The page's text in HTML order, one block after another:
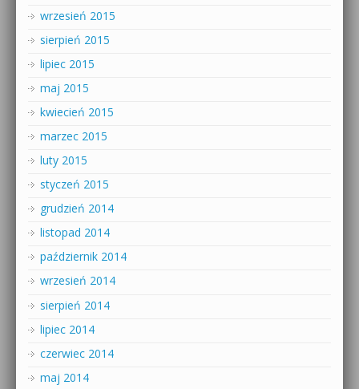
wrzesień 2015
sierpień 2015
lipiec 2015
maj 2015
kwiecień 2015
marzec 2015
luty 2015
styczeń 2015
grudzień 2014
listopad 2014
październik 2014
wrzesień 2014
sierpień 2014
lipiec 2014
czerwiec 2014
maj 2014